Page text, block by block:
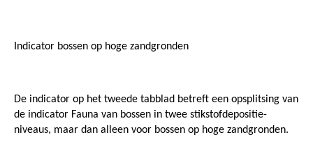
Indicator bossen op hoge zandgronden
De indicator op het tweede tabblad betreft een opsplitsing van
de indicator Fauna van bossen in twee stikstofdepositie-
niveaus, maar dan alleen voor bossen op hoge zandgronden.